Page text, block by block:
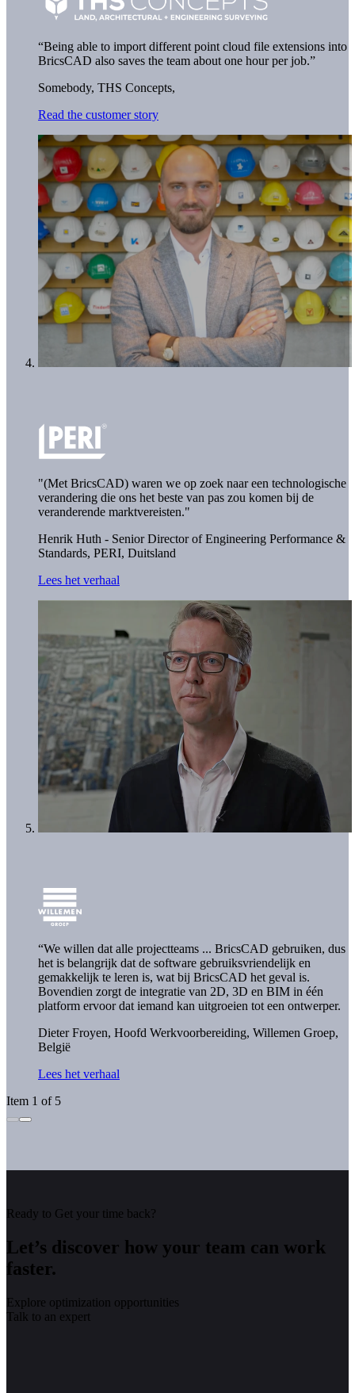
“Being able to import different point cloud file extensions into
BricsCAD also saves the team about one hour per job.”
Somebody, THS Concepts,
Read the customer story
"(Met BricsCAD) waren we op zoek naar een technologische
verandering die ons het beste van pas zou komen bij de
veranderende marktvereisten."
Henrik Huth - Senior Director of Engineering Performance &
Standards, PERI, Duitsland
Lees het verhaal
“We willen dat alle projectteams ... BricsCAD gebruiken, dus
het is belangrijk dat de software gebruiksvriendelijk en
gemakkelijk te leren is, wat bij BricsCAD het geval is.
Bovendien zorgt de integratie van 2D, 3D en BIM in één
platform ervoor dat iemand kan uitgroeien tot een ontwerper.
Dieter Froyen, Hoofd Werkvoorbereiding, Willemen Groep,
België
Lees het verhaal
Item 1 of 5
Ready to Get your time back?
Let’s discover how your team can work
faster.
Explore optimization opportunities
Talk to an expert